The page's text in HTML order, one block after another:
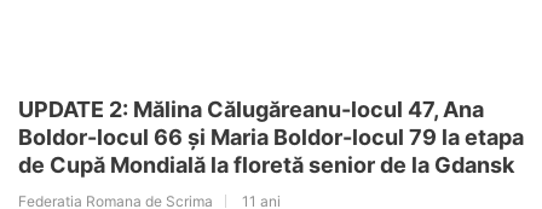
UPDATE 2: Mălina Călugăreanu-locul 47, Ana
Boldor-locul 66 și Maria Boldor-locul 79 la etapa
de Cupă Mondială la floretă senior de la Gdansk
Federatia Romana de Scrima 11 ani